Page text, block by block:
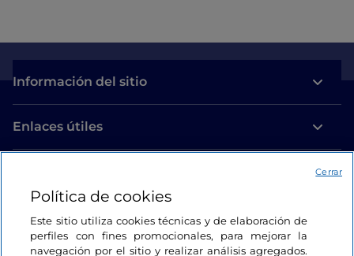
Información del sitio
Enlaces útiles
Estamos en contacto
Política de cookies
Este sitio utiliza cookies técnicas y de elaboración de
perfiles con fines promocionales, para mejorar la
navegación por el sitio y realizar análisis agregados.
Cerrar